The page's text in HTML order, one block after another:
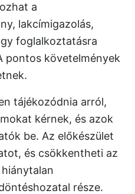
a
lakcímigazolás,
foglalkoztatásra
pontos követelmények
tájékozódnia arról,
kérnek, és azok
be. Az előkészület
és csökkentheti az
része.